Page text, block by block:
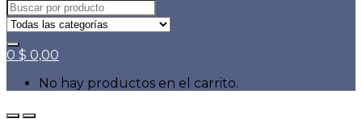
0 $ 0,00
No hay productos en el carrito.